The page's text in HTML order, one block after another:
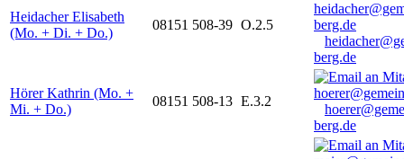
Heidacher Elisabeth
(Mo. + Di. + Do.)
08151 508-39 O.2.5
berg.de
Hörer Kathrin (Mo. +
Mi. + Do.)
08151 508-13 E.3.2
berg.de